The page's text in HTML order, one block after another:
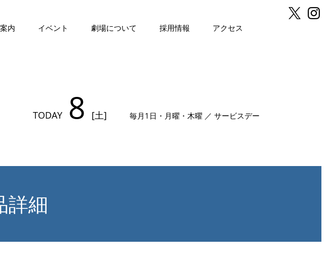
内 イベント 劇場について 採用情報 アクセス
TODAY 8 [土] 毎月1日・月曜・木曜 ／ サービスデー
詳細